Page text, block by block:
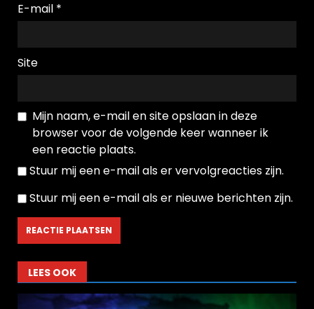
E-mail *
Site
Mijn naam, e-mail en site opslaan in deze
browser voor de volgende keer wanneer ik
een reactie plaats.
Stuur mij een e-mail als er vervolgreacties zijn.
Stuur mij een e-mail als er nieuwe berichten zijn.
LEES OOK